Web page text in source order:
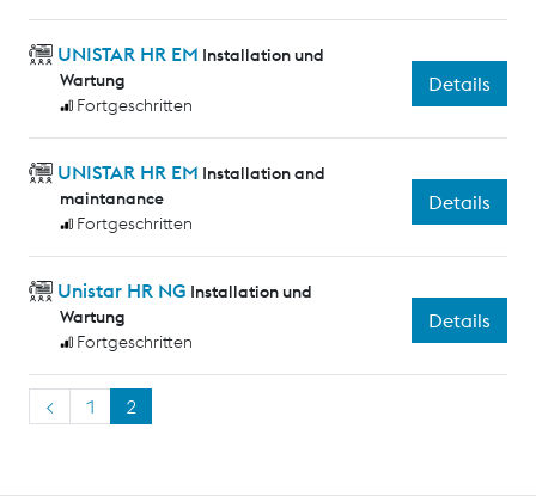
UNISTAR HR EM Installation und
Wartung
Fortgeschritten
Details
UNISTAR HR EM Installation and
maintanance
Fortgeschritten
Details
Unistar HR NG Installation und
Wartung
Fortgeschritten
Details
< 1 2